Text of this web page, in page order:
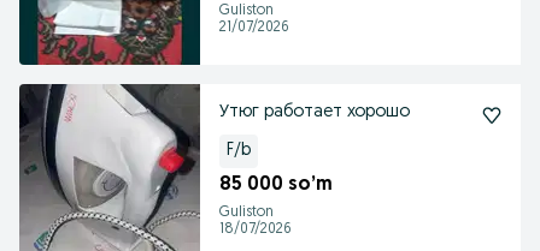
Guliston
21/07/2026
Утюг работает хорошо
F/b
85 000 so’m
Guliston
18/07/2026